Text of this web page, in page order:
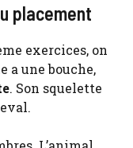
placement
exercices, on
a une bouche,
. Son squelette